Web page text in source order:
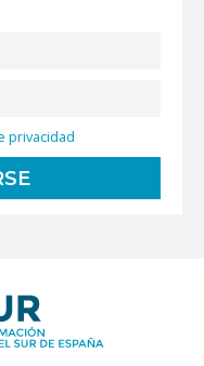
privacidad